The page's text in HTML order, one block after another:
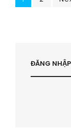
BẤT
ĐĂNG